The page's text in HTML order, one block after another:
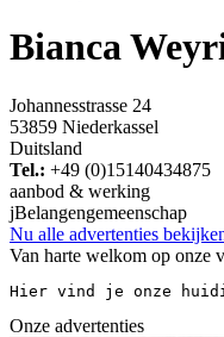
Bianca
Johannesstrasse 24
53859 Niederkassel
Duitsland
Tel.: +49 (0)15140434875
aanbod & werking
jBelangengemeenschap
Nu alle advertenties
Van harte welkom op onze
Hier vind je onze
Onze advertenties